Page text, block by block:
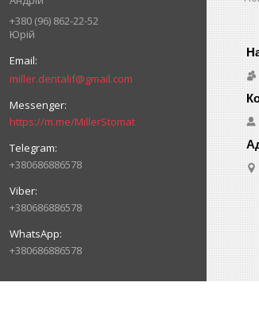
+380 (96) 862-22-52
Юрій
miller.dentalif@gmail.com
https://m.me/MillerStomat
+380686886578
+380686886578
+380686886578